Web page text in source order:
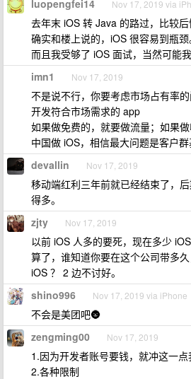
luopengfei14 Nov 17, 2019 via
去年末 iOS 转 Java 的路过，比较后
确实和楼上说的，iOS 很容易到瓶颈
而且我受够了 iOS 面试，当然可能
imn1 Nov 17, 2019
不是说不行，你要考虑市场占有率
开发符合市场需求的 app
如果做免费的，就要做流量；如果
中国做 iOS，相信最大问题是客户
devallin Nov 17, 2019
移动端红利三年前就已经结束了，
得多。
zjty Nov 17, 2019
以前 iOS 人多的要死，现在多少
算了，谁知道你要在这个公司带多
iOS ？ 2 边不讨好。
shino996 Nov 17, 2019 via iPhone
不会是美团吧🌚
zengming00 Nov 17, 2019
1.因为开发者账号要钱，就冲这一
2.各种限制